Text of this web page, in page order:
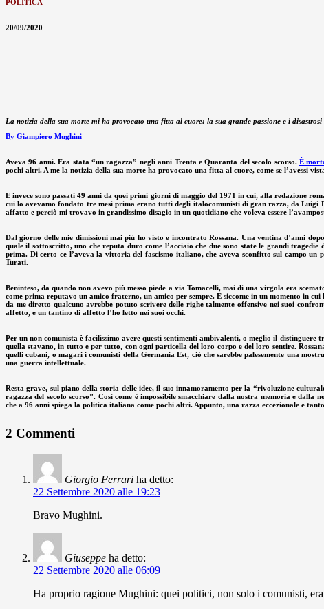
POLITICA
20/09/2020
La notizia della sua morte mi ha provocato una fitta al cuore: la sua grande passione e i
By Giampiero Mughini
Aveva 96 anni. Era stata “un ragazza” negli anni Trenta e Quaranta del secolo scorso. È
pochi altri. A me la notizia della sua morte ha provocato una fitta al cuore, come se l’avessi
E invece sono passati 49 anni da quei primi giorni di maggio del 1971 in cui, alla redazione
cui lo avevamo fondato tre mesi prima erano tutti degli italocomunisti di gran razza, da Luigi
affatto e perciò mi trovavo in grandissimo disagio in un quotidiano che voleva essere
Dal giorno delle mie dimissioni mai più ho visto e incontrato Rossana. Una ventina d’anni
quale il sottoscritto, uno che reputa duro come l’acciaio che due sono state le grandi
prima. Di certo ce l’aveva la vittoria del fascismo italiano, che aveva sconfitto sul campo
Turati.
Beninteso, da quando non avevo più messo piede a via Tomacelli, mai di una virgola era
come prima reputavo un amico fraterno, un amico per sempre. E siccome in un momento in
da me diretto qualcuno avrebbe potuto scrivere delle righe talmente offensive nei suoi
affetto, e un tantino di affetto l’ho letto nei suoi occhi.
Per un non comunista è facilissimo avere questi sentimenti ambivalenti, o meglio il
quella stavano, in tutto e per tutto, con ogni particella del loro corpo e del loro sentire.
quelli cubani, o magari i comunisti della Germania Est, ciò che sarebbe palesemente una
una guerra intellettuale.
Resta grave, sul piano della storia delle idee, il suo innamoramento per la “rivoluzione
ragazza del secolo scorso”. Così come è impossibile smacchiare dalla nostra memoria e
che a 96 anni spiega la politica italiana come pochi altri. Appunto, una razza eccezionale e
2 Commenti
Giorgio Ferrari ha detto:
22 Settembre 2020 alle 19:23
Bravo Mughini.
Giuseppe ha detto:
22 Settembre 2020 alle 06:09
Ha proprio ragione Mughini: quei politici, non solo i comunisti,